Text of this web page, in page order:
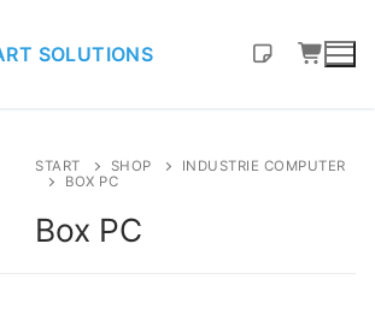
START SHOP
INDUSTRIE COMPUTER
BOX PC
Box PC